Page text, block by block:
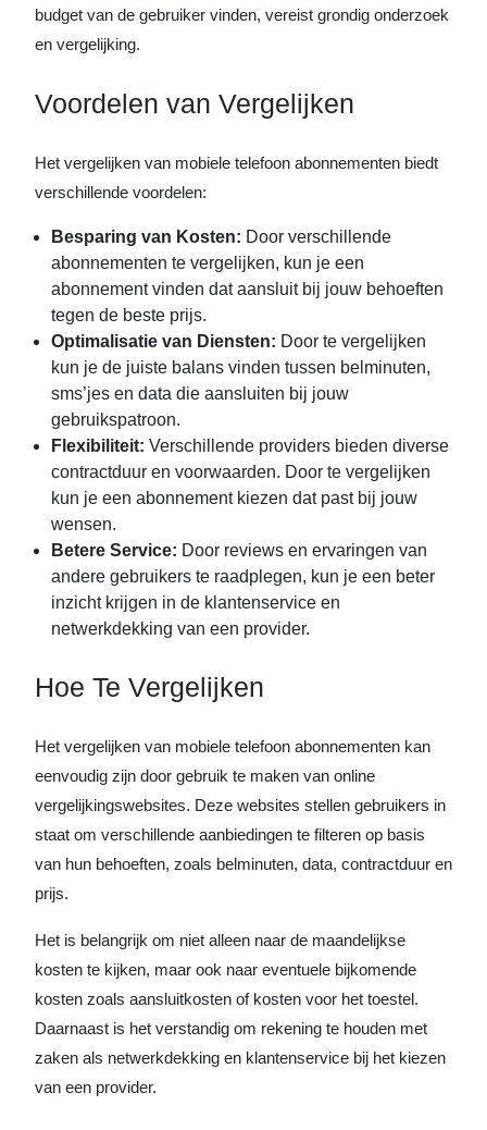
budget van de gebruiker vinden, vereist grondig onderzoek
en vergelijking.
Voordelen van Vergelijken
Het vergelijken van mobiele telefoon abonnementen biedt
verschillende voordelen:
Besparing van Kosten: Door verschillende
abonnementen te vergelijken, kun je een
abonnement vinden dat aansluit bij jouw behoeften
tegen de beste prijs.
Optimalisatie van Diensten: Door te vergelijken
kun je de juiste balans vinden tussen belminuten,
sms’jes en data die aansluiten bij jouw
gebruikspatroon.
Flexibiliteit: Verschillende providers bieden diverse
contractduur en voorwaarden. Door te vergelijken
kun je een abonnement kiezen dat past bij jouw
wensen.
Betere Service: Door reviews en ervaringen van
andere gebruikers te raadplegen, kun je een beter
inzicht krijgen in de klantenservice en
netwerkdekking van een provider.
Hoe Te Vergelijken
Het vergelijken van mobiele telefoon abonnementen kan
eenvoudig zijn door gebruik te maken van online
vergelijkingswebsites. Deze websites stellen gebruikers in
staat om verschillende aanbiedingen te filteren op basis
van hun behoeften, zoals belminuten, data, contractduur en
prijs.
Het is belangrijk om niet alleen naar de maandelijkse
kosten te kijken, maar ook naar eventuele bijkomende
kosten zoals aansluitkosten of kosten voor het toestel.
Daarnaast is het verstandig om rekening te houden met
zaken als netwerkdekking en klantenservice bij het kiezen
van een provider.